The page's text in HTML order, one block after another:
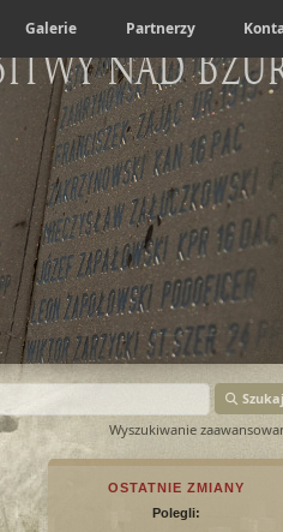
Galerie Partnerzy
nad
Szukaj
Wyszukiwanie
OSTATNIE ZMIANY
Polegli: